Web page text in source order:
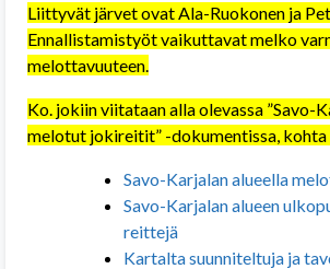
Liittyvät järvet ovat Ala-Ruokonen ja
Ennallistamistyöt vaikuttavat melko
melottavuuteen.
Ko. jokiin viitataan alla olevassa ”Savo-
melotut jokireitit” -dokumentissa, kohta
Savo-Karjalan alueella
Savo-Karjalan alueen
reittejä
Kartalta suunniteltuja ja